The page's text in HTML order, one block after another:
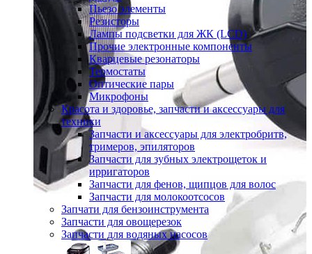
Пьезо элементы
Резисторы
Лампы подсветки для ЖК (LCD)
Прочие электронные компоненты
Кварцевые резонаторы
Термостаты
Оптические пары
Микрофоны
Красота и здоровье, запчасти и аксессуары для
техники
Запчасти и аксессуары для электробритв,
тримеров, эпиляторов
Запчасти для зубных электрощеток и
ирригаторов
Запчасти для фенов, щипцов для волос
Запчасти для молокоотсосов
Запчати для бензоинструмента
Запчасти для овощерезок
Запчасти для водяных насосов